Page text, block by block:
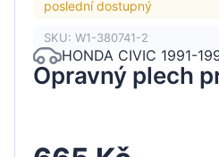
poslední dostupný
SKU: W1-380741-2
HONDA CIVIC 1991-
Opravný plech